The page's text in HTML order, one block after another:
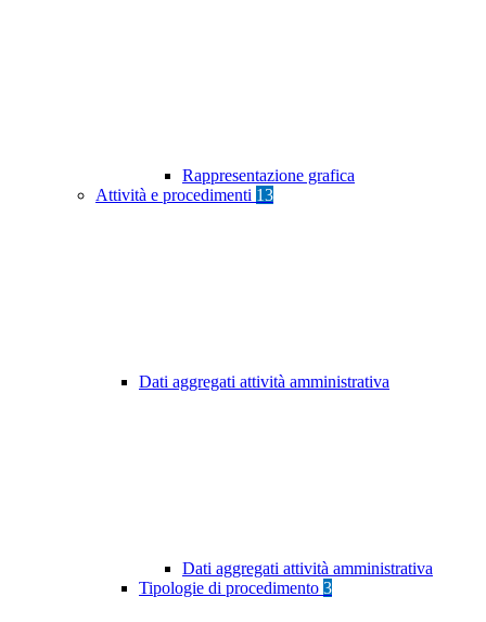
Rappresentazione grafica
Attività e procedimenti 13
Dati aggregati attività amministrativa
Dati aggregati attività amministrativa
Tipologie di procedimento 3